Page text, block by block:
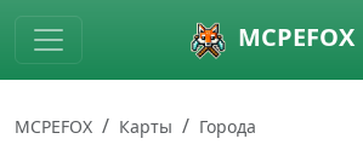
Skip to main content MCPEFOX
MCPEFOX Карты Города